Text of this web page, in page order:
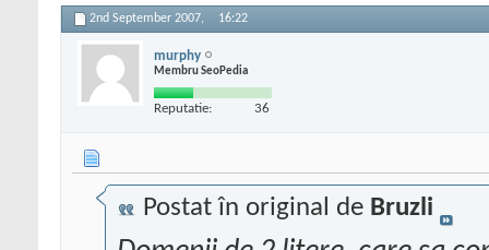
2nd September 2007, 16:22
murphy
Membru SeoPedia
Reputatie: 36
Postat în original de Bruzli